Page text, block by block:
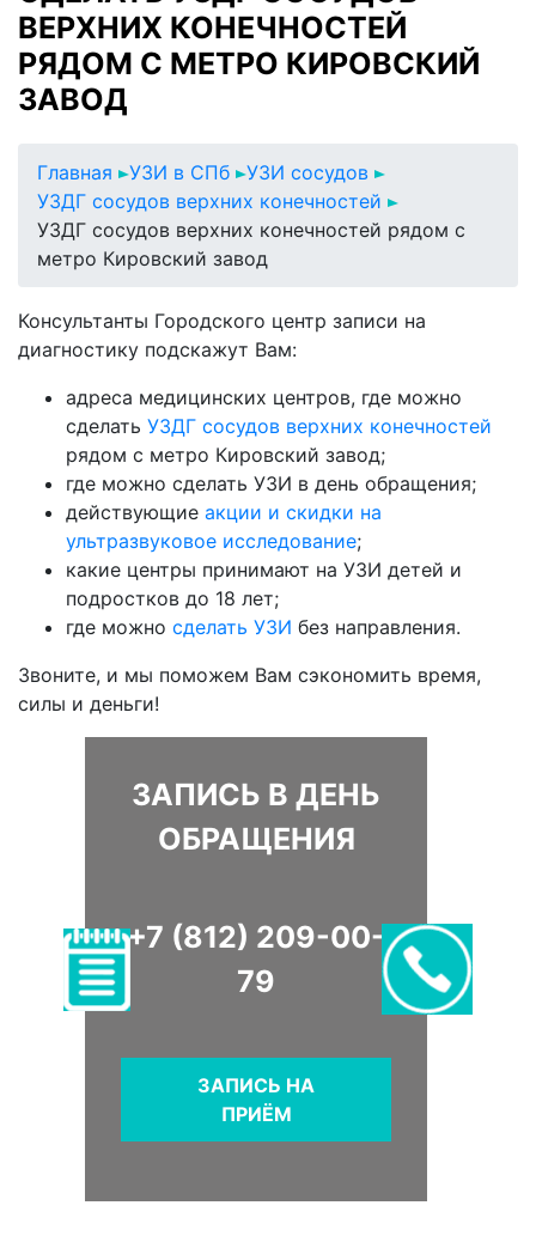
ВЕРХНИХ КОНЕЧНОСТЕЙ
РЯДОМ С МЕТРО КИРОВСКИЙ
ЗАВОД
Главная УЗИ в СПб
УЗИ сосудов
УЗДГ сосудов верхних конечностей
УЗДГ сосудов верхних конечностей рядом с
метро Кировский завод
Консультанты Городского центр записи на
диагностику подскажут Вам:
адреса медицинских центров, где можно
сделать УЗДГ сосудов верхних конечностей
рядом с метро Кировский завод;
где можно сделать УЗИ в день обращения;
действующие акции и скидки на
ультразвуковое исследование;
какие центры принимают на УЗИ детей и
подростков до 18 лет;
где можно сделать УЗИ без направления.
Звоните, и мы поможем Вам сэкономить время,
силы и деньги!
ЗАПИСЬ В ДЕНЬ
ОБРАЩЕНИЯ
+7 (812) 209-00-
79
ЗАПИСЬ НА
ПРИЁМ